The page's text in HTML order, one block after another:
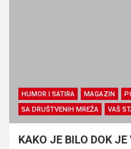
HUMOR I SATIRA MAGAZIN
SA DRUŠTVENIH MREŽA
VAŠ
KAKO JE BILO DOK JE